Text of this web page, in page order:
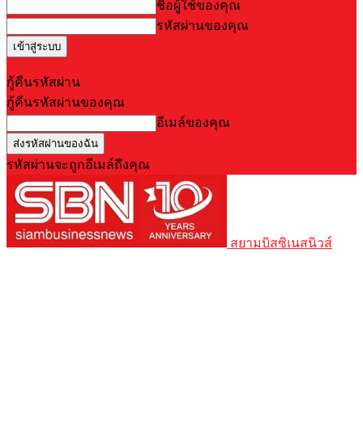
ชื่อผู้ใช้ของคุณ
รหัสผ่านของคุณ
กู้คืนรหัสผ่าน
กู้คืนรหัสผ่านของคุณ
อีเมล์ของคุณ
รหัสผ่านจะถูกอีเมล์ถึงคุณ
สยามบิสซิเนสนิวส์